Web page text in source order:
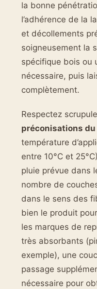
la bonne
l’adhérence de la
et décollements
soigneusement la
spécifique bois ou
nécessaire, puis
complètement.
Respectez
préconisations
température
entre 10°C et
pluie prévue dans
nombre de
dans le sens des
bien le produit
les marques de
très absorbants
exemple), une
passage
nécessaire pour